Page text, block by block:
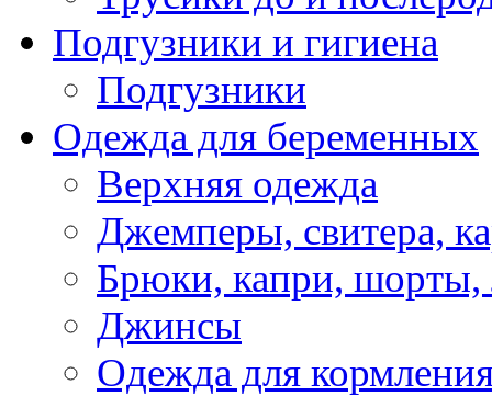
Подгузники и гигиена
Подгузники
Одежда для беременных
Верхняя одежда
Джемперы, свитера,
Брюки, капри, шорты,
Джинсы
Одежда для